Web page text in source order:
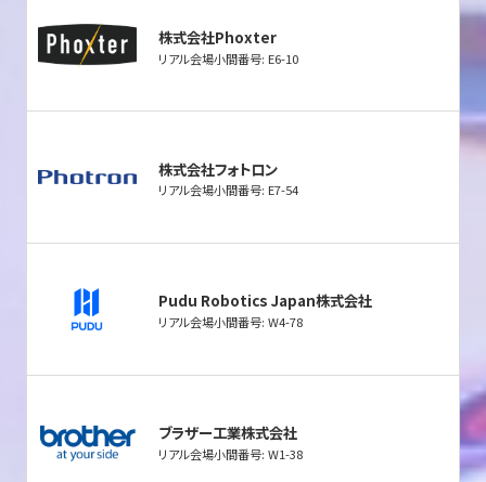
株式会社Phoxter
リアル会場小間番号: E6-10
株式会社フォトロン
リアル会場小間番号: E7-54
Pudu Robotics Japan株式会社
リアル会場小間番号: W4-78
ブラザー工業株式会社
リアル会場小間番号: W1-38